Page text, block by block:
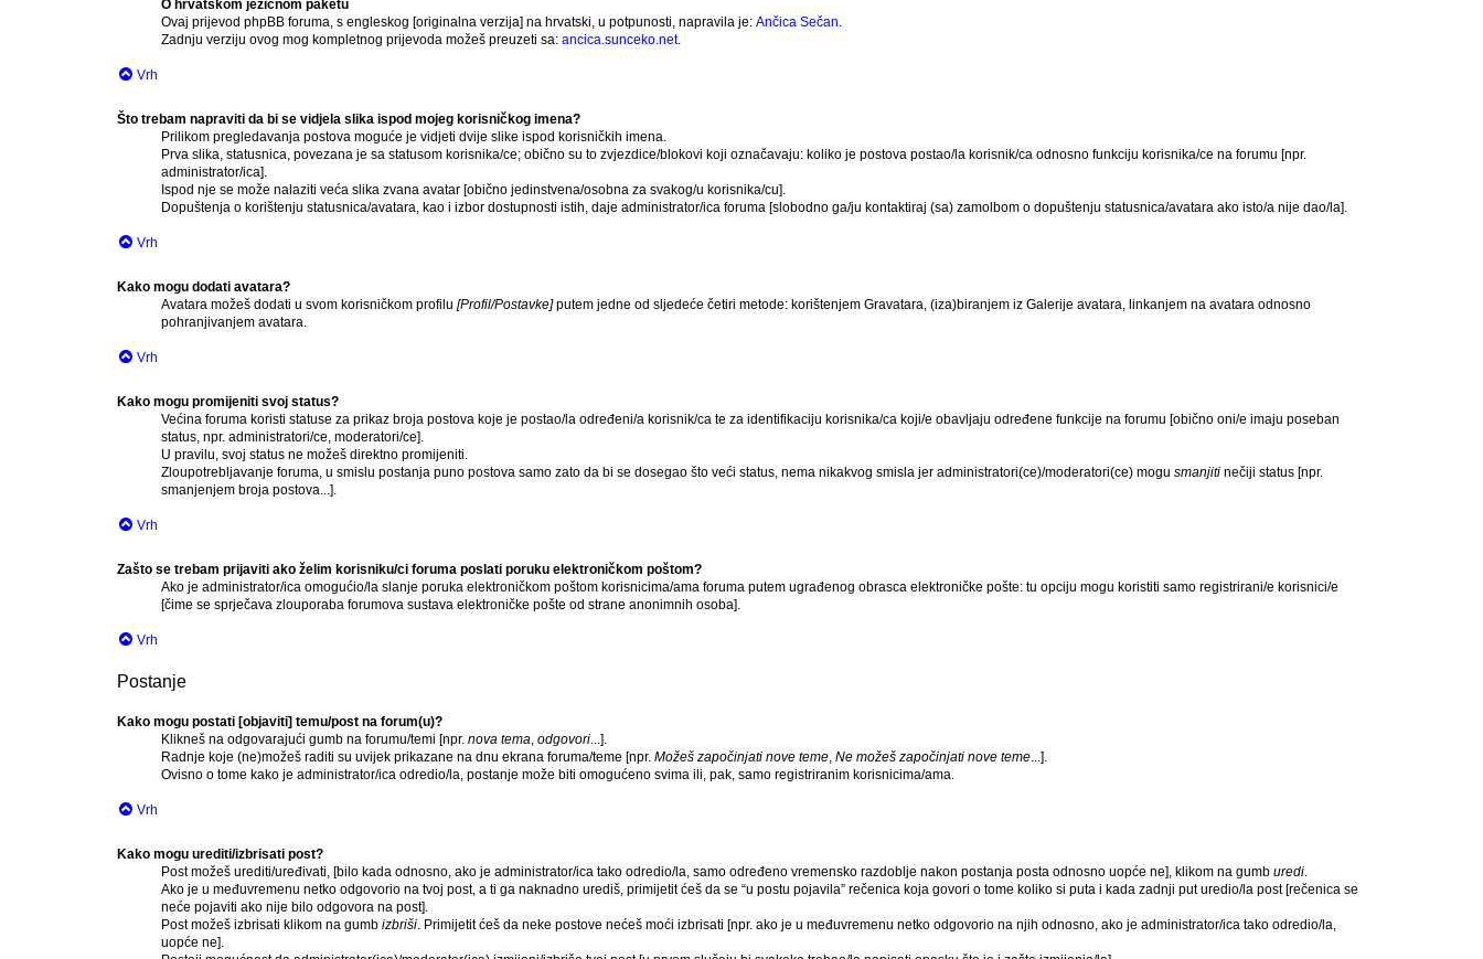
O hrvatskom jezičnom paketu
Ovaj prijevod phpBB foruma, s engleskog [originalna verzija] na hrvatski, u potpunosti, napravila je: Ančica Sečan.
Zadnju verziju ovog mog kompletnog prijevoda možeš preuzeti sa: ancica.sunceko.net.
Vrh
Što trebam napraviti da bi se vidjela slika ispod mojeg korisničkog imena?
Prilikom pregledavanja postova moguće je vidjeti dvije slike ispod korisničkih imena.
Prva slika, statusnica, povezana je sa statusom korisnika/ce; obično su to zvjezdice/blokovi koji označavaju: koliko je postova postao/la korisnik/ca odnosno funkciju korisnika/ce na forumu [npr.
administrator/ica].
Ispod nje se može nalaziti veća slika zvana avatar [obično jedinstvena/osobna za svakog/u korisnika/cu].
Dopuštenja o korištenju statusnica/avatara, kao i izbor dostupnosti istih, daje administrator/ica foruma [slobodno ga/ju kontaktiraj (sa) zamolbom o dopuštenju statusnica/avatara ako isto/a nije dao/la].
Vrh
Kako mogu dodati avatara?
Avatara možeš dodati u svom korisničkom profilu [Profil/Postavke]putem jedne od sljedeće četiri metode: korištenjem Gravatara, (iza)biranjem iz Galerije avatara, linkanjem na avatara odnosno
pohranjivanjem avatara.
Vrh
Kako mogu promijeniti svoj status?
Većina foruma koristi statuse za prikaz broja postova koje je postao/la određeni/a korisnik/ca te za identifikaciju korisnika/ca koji/e obavljaju određene funkcije na forumu [obično oni/e imaju poseban
status, npr. administratori/ce, moderatori/ce].
U pravilu, svoj status ne možeš direktno promijeniti.
Zloupotrebljavanje foruma, u smislu postanja puno postova samo zato da bi se dosegao što veći status, nema nikakvog smisla jer administratori(ce)/moderatori(ce) mogu smanjiti nečiji status [npr.
smanjenjem broja postova...].
Vrh
Zašto se trebam prijaviti ako želim korisniku/ci foruma poslati poruku elektroničkom poštom?
Ako je administrator/ica omogućio/la slanje poruka elektroničkom poštom korisnicima/ama foruma putem ugrađenog obrasca elektroničke pošte: tu opciju mogu koristiti samo registrirani/e korisnici/e
[čime se sprječava zlouporaba forumova sustava elektroničke pošte od strane anonimnih osoba].
Vrh
Postanje
Kako mogu postati [objaviti] temu/post na forum(u)?
Klikneš na odgovarajući gumb na forumu/temi [npr. nova tema, odgovori...].
Radnje koje (ne)možeš raditi su uvijek prikazane na dnu ekrana foruma/teme [npr. Možeš započinjati nove teme, Ne možeš započinjati nove teme...].
Ovisno o tome kako je administrator/ica odredio/la, postanje može biti omogućeno svima ili, pak, samo registriranim korisnicima/ama.
Vrh
Kako mogu urediti/izbrisati post?
Post možeš urediti/uređivati, [bilo kada odnosno, ako je administrator/ica tako odredio/la, samo određeno vremensko razdoblje nakon postanja posta odnosno uopće ne], klikom na gumb uredi.
Ako je u međuvremenu netko odgovorio na tvoj post, a ti ga naknadno urediš, primijetit ćeš da se “u postu pojavila” rečenica koja govori o tome koliko si puta i kada zadnji put uredio/la post [rečenica se
neće pojaviti ako nije bilo odgovora na post].
Post možeš izbrisati klikom na gumb izbriši. Primijetit ćeš da neke postove nećeš moći izbrisati [npr. ako je u međuvremenu netko odgovorio na njih odnosno, ako je administrator/ica tako odredio/la,
uopće ne].